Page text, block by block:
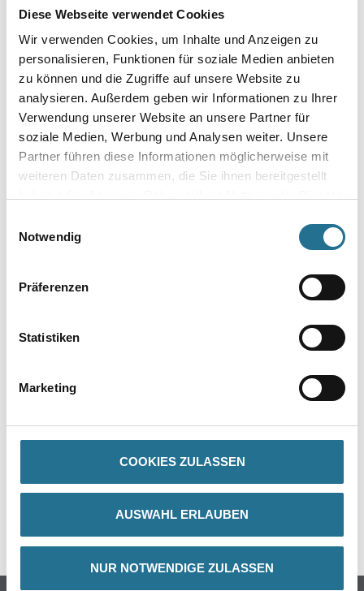
Diese Webseite verwendet Cookies
Wir verwenden Cookies, um Inhalte und Anzeigen zu
personalisieren, Funktionen für soziale Medien anbieten
zu können und die Zugriffe auf unsere Website zu
analysieren. Außerdem geben wir Informationen zu Ihrer
Verwendung unserer Website an unsere Partner für
soziale Medien, Werbung und Analysen weiter. Unsere
Partner führen diese Informationen möglicherweise mit
weiteren Daten zusammen, die Sie ihnen bereitgestellt
Notwendig
Präferenzen
Statistiken
Marketing
COOKIES ZULASSEN
AUSWAHL ERLAUBEN
NUR NOTWENDIGE ZULASSEN
Farbtonbezeichnung
Umrechnungsfaktoren
DATENBLÄTTER